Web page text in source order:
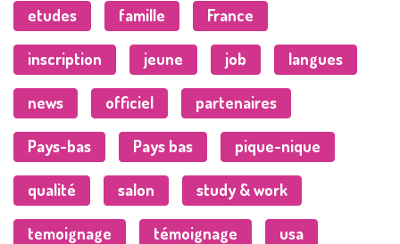
etudes famille France
inscription jeune job langues
news officiel partenaires
Pays-bas Pays bas pique-nique
qualité salon study & work
temoignage témoignage usa